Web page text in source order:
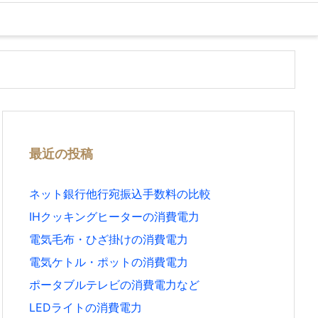
最近の投稿
ネット銀行他行宛振込手数料の比較
IHクッキングヒーターの消費電力
電気毛布・ひざ掛けの消費電力
電気ケトル・ポットの消費電力
ポータブルテレビの消費電力など
LEDライトの消費電力